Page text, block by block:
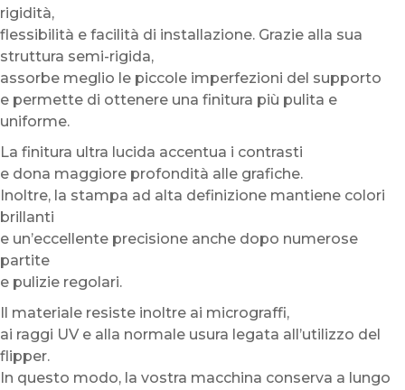
rigidità,
flessibilità e facilità di installazione. Grazie alla sua
struttura semi-rigida,
assorbe meglio le piccole imperfezioni del supporto
e permette di ottenere una finitura più pulita e
uniforme.
La finitura ultra lucida accentua i contrasti
e dona maggiore profondità alle grafiche.
Inoltre, la stampa ad alta definizione mantiene colori
brillanti
e un’eccellente precisione anche dopo numerose
partite
e pulizie regolari.
Il materiale resiste inoltre ai micrograffi,
ai raggi UV e alla normale usura legata all’utilizzo del
flipper.
In questo modo, la vostra macchina conserva a lungo